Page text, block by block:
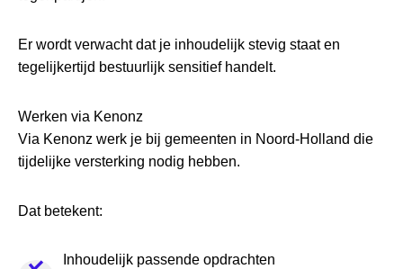
Er wordt verwacht dat je inhoudelijk stevig staat en
tegelijkertijd bestuurlijk sensitief handelt.
Werken via Kenonz
Via Kenonz werk je bij gemeenten in Noord-Holland die
tijdelijke versterking nodig hebben.
Dat betekent:
Inhoudelijk passende opdrachten